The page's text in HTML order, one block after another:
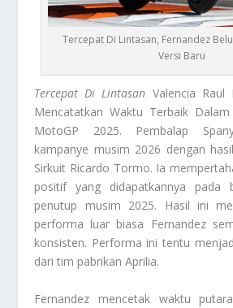
Tercepat Di Lintasan, Fernandez
Versi Baru
Tercepat Di Lintasan Valencia Raul
Mencatatkan Waktu Terbaik
MotoGP 2025. Pembalap
kampanye musim 2026 dengan
Sirkuit Ricardo Tormo. Ia
positif yang didapatkannya pada
penutup musim 2025. Hasil ini
performa luar biasa Fernandez
konsisten. Performa ini tentu
dari tim pabrikan Aprilia.
Fernandez mencetak waktu